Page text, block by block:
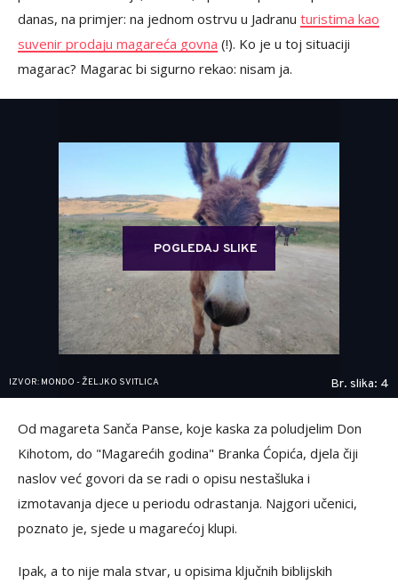
danas, na primjer: na jednom ostrvu u Jadranu turistima kao
suvenir prodaju magareća govna (!). Ko je u toj situaciji
magarac? Magarac bi sigurno rekao: nisam ja.
POGLEDAJ SLIKE
IZVOR: MONDO - ŽELJKO SVITLICA Br. slika: 4
Od magareta Sanča Panse, koje kaska za poludjelim Don
Kihotom, do "Magarećih godina" Branka Ćopića, djela čiji
naslov već govori da se radi o opisu nestašluka i
izmotavanja djece u periodu odrastanja. Najgori učenici,
poznato je, sjede u magarećoj klupi.
Ipak, a to nije mala stvar, u opisima ključnih biblijskih